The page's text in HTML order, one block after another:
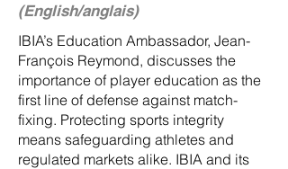
(English/anglais)
IBIA’s Education Ambassador, Jean-
François Reymond, discusses the
importance of player education as the
first line of defense against match-
fixing. Protecting sports integrity
means safeguarding athletes and
regulated markets alike. IBIA and its